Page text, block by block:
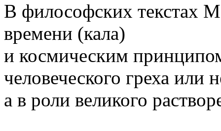
В философских текстах
времени (кала)
и космическим
человеческого греха или
а в роли великого